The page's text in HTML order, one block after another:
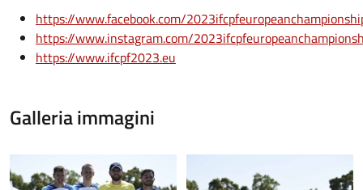
https://www.facebook.com/
https://www.instagram.com/
https://www.ifcpf2023.eu
Galleria immagini